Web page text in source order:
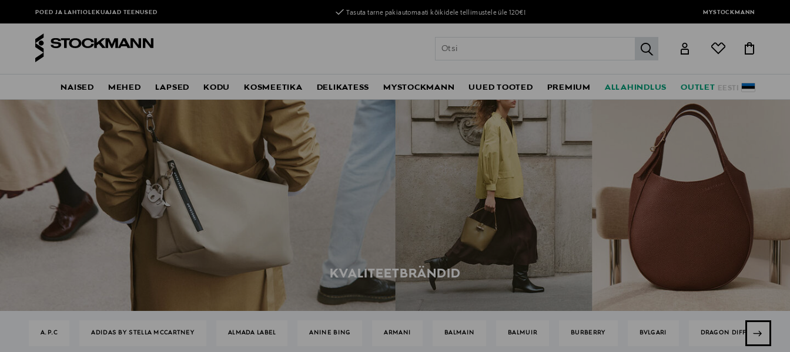
POED JA LAHTIOLEKUAJADTEENUSED Tasuta tarne pakiautomaati kõikidele tellimustele üle 120€! MYSTOCKMANN
label.header.go
EESTI
NAISED MEHED LAPSED KODU KOSMEETIKA DELIKATESS MYSTOCKMANN UUED TOOTED PREMIUM ALLAHINDLUS OUTLET
KVALITEETBRÄNDID
A.P.C ADIDAS BY STELLA MCCARTNEY ALMADA LABEL ANINE BING ARMANI BALMAIN BALMUIR BURBERRY BVLGARI DRAGON DIFFUSION